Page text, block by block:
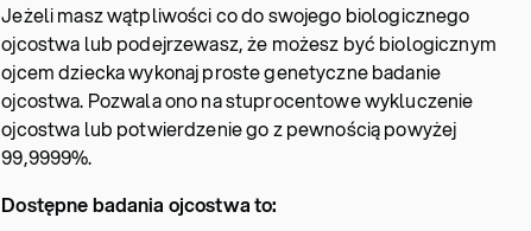
Jeżeli masz wątpliwości co do swojego biologicznego
ojcostwa lub podejrzewasz, że możesz być biologicznym
ojcem dziecka wykonaj proste genetyczne badanie
ojcostwa. Pozwala ono na stuprocentowe wykluczenie
ojcostwa lub potwierdzenie go z pewnością powyżej
99,9999%.
Dostępne badania ojcostwa to: